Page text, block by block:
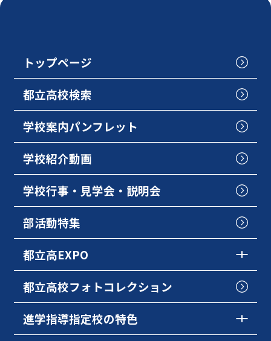
トップページ
都立高校検索
学校案内パンフレット
学校紹介動画
学校行事・見学会・説明会
部活動特集
都立高EXPO
都立高校フォトコレクション
進学指導指定校の特色